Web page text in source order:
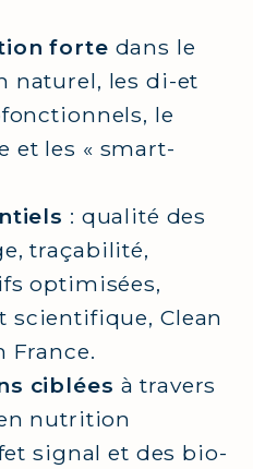
forte dans le
naturel, les di-et
le
et les « smart-
: qualité des
traçabilité,
optimisées,
scientifique, Clean
France.
ciblées à travers
nutrition
signal et des bio-